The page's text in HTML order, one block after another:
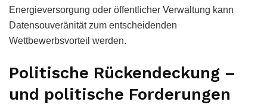
Energieversorgung oder öffentlicher Verwaltung kann
Datensouveränität zum entscheidenden
Wettbewerbsvorteil werden.
Politische Rückendeckung –
und politische Forderungen